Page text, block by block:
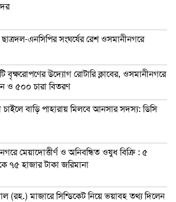
ছাত্রদল-এনসিপির সংঘর্ষের রেশ ওসমানীনগরে
বৃক্ষরোপণের উদ্যোগ রোটারি ক্লাবের, ওসমানীনগরে
ও ৫০০ চারা বিতরণ
চাইলে বাড়ি পাহারায় মিলবে আনসার সদস্য: ডিসি
মেয়াদোত্তীর্ণ ও অনিবন্ধিত ওষুধ বিক্রি : ৫
৭৫ হাজার টাকা জরিমানা
(রহ.) মাজারে সিন্ডিকেট নিয়ে ভয়াবহ তথ্য দিলেন